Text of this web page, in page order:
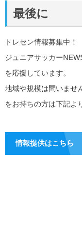
最後に
トレセン情報募集中！
ジュニアサッカー
を応援しています。
地域や規模は問いませ
をお持ちの方は下記よ
情報提供はこちら